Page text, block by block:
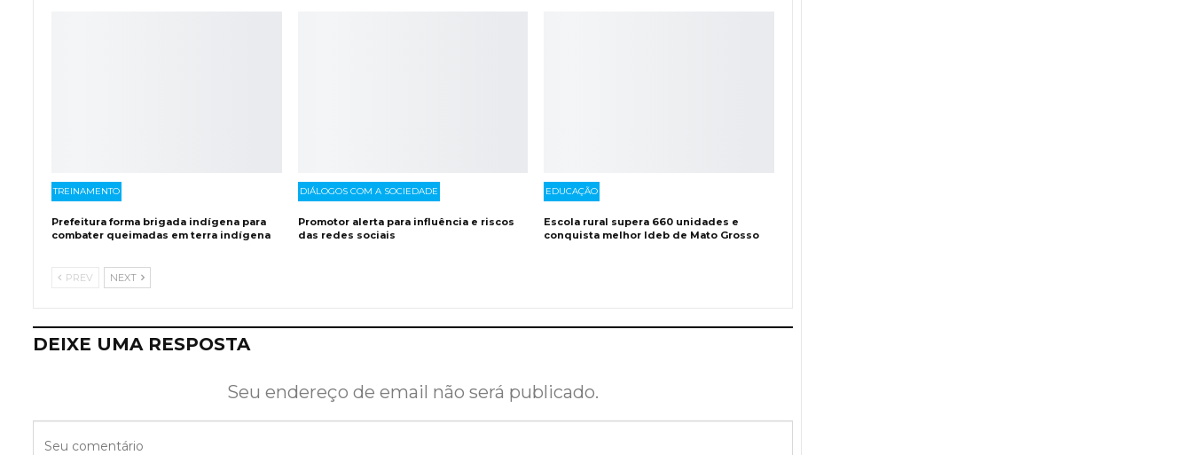
TREINAMENTO
Prefeitura forma brigada indígena para
combater queimadas em terra indígena
DIÁLOGOS COM A SOCIEDADE
Promotor alerta para influência e riscos
das redes sociais
EDUCAÇÃO
Escola rural supera 660 unidades e
conquista melhor Ideb de Mato Grosso
PREV NEXT
DEIXE UMA RESPOSTA
Seu endereço de email não será publicado.